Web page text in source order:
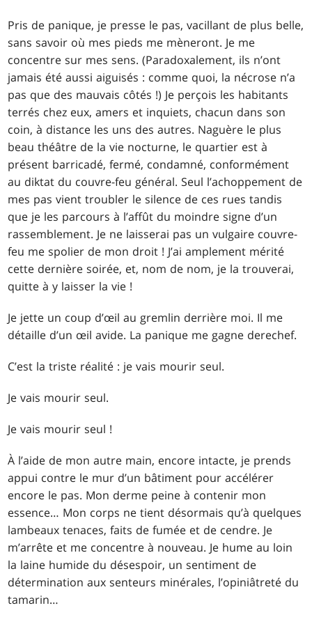
Pris de panique, je presse le pas, vacillant de plus belle,
sans savoir où mes pieds me mèneront. Je me
concentre sur mes sens. (Paradoxalement, ils n’ont
jamais été aussi aiguisés : comme quoi, la nécrose n’a
pas que des mauvais côtés !) Je perçois les habitants
terrés chez eux, amers et inquiets, chacun dans son
coin, à distance les uns des autres. Naguère le plus
beau théâtre de la vie nocturne, le quartier est à
présent barricadé, fermé, condamné, conformément
au diktat du couvre-feu général. Seul l’achoppement de
mes pas vient troubler le silence de ces rues tandis
que je les parcours à l’affût du moindre signe d’un
rassemblement. Je ne laisserai pas un vulgaire couvre-
feu me spolier de mon droit ! J’ai amplement mérité
cette dernière soirée, et, nom de nom, je la trouverai,
quitte à y laisser la vie !
Je jette un coup d’œil au gremlin derrière moi. Il me
détaille d’un œil avide. La panique me gagne derechef.
C’est la triste réalité : je vais mourir seul.
Je vais mourir seul.
Je vais mourir seul !
À l’aide de mon autre main, encore intacte, je prends
appui contre le mur d’un bâtiment pour accélérer
encore le pas. Mon derme peine à contenir mon
essence… Mon corps ne tient désormais qu’à quelques
lambeaux tenaces, faits de fumée et de cendre. Je
m’arrête et me concentre à nouveau. Je hume au loin
la laine humide du désespoir, un sentiment de
détermination aux senteurs minérales, l’opiniâtreté du
tamarin…